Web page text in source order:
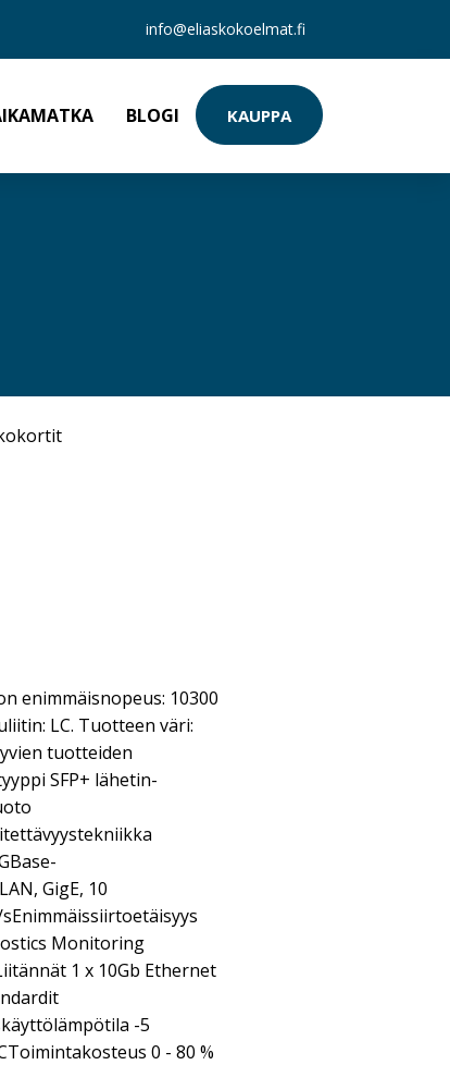
info@eliaskokoelmat.fi
BLOGI KAUPPA
enimmäisnopeus: 10300
LC. Tuotteen väri:
tuotteiden
SFP+ lähetin-
GigE, 10
Monitoring
1 x 10Gb Ethernet
-5
0 - 80 %